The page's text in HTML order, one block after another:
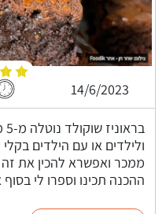
14/6/2023
ולילדים או עם הילדים
ממכר ואפשרא להכין את זה
ההכנה תכינו וספרו לי